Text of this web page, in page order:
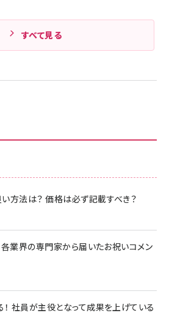
方法は？ 価格は必ず記載すべき？
業界の専門家から届いたお祝いコメン
！ 社員が主役となって成果を上げている
すべて見る